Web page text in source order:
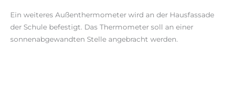
Ein weiteres Außenthermometer wird an der Hausfassade
der Schule befestigt. Das Thermometer soll an einer
sonnenabgewandten Stelle angebracht werden.